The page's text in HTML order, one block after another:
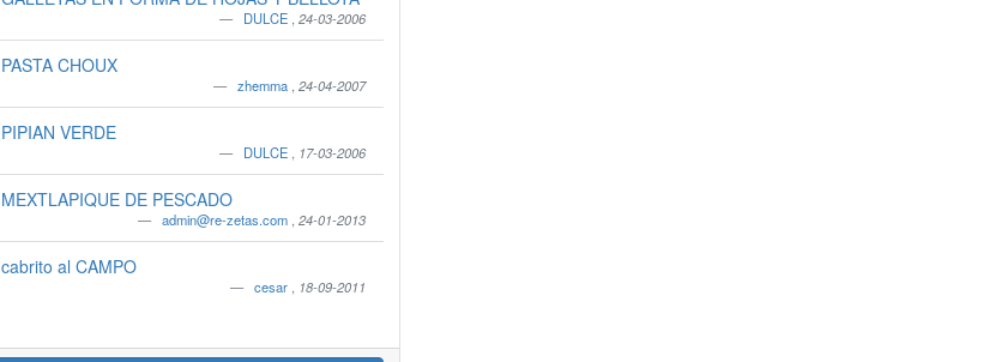
DULCE ,24-03-2006
PASTA CHOUX
zhemma ,24-04-2007
PIPIAN VERDE
DULCE 17-03-2006
MEXTLAPIQUE DE PESCADO
admin@re-zetas.com ,24-01-2013
cabrito al CAMPO
cesar 18-09-2011